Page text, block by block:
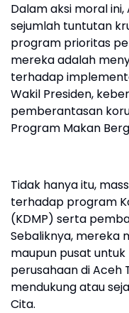
Dalam aksi moral
sejumlah tuntutan
program prioritas
mereka adalah
terhadap
Wakil Presiden,
pemberantasan
Program Makan
Tidak hanya itu,
terhadap program
(KDMP) serta
Sebaliknya, mereka
maupun pusat
perusahaan di Aceh
mendukung atau
Cita.